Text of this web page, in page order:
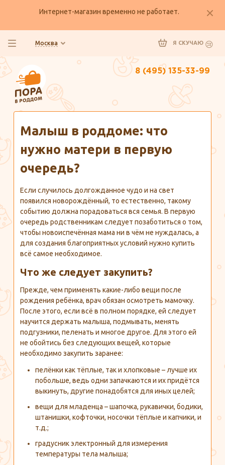
Интернет-магазин временно не работает.
Москва Я СКУЧАЮ
8 (495) 135-33-99
Малыш в роддоме: что
нужно матери в первую
очередь?
Если случилось долгожданное чудо и на свет
появился новорождённый, то естественно, такому
событию должна порадоваться вся семья. В первую
очередь родственникам следует позаботиться о том,
чтобы новоиспечённая мама ни в чём не нуждалась, а
для создания благоприятных условий нужно купить
всё самое необходимое.
Что же следует закупить?
Прежде, чем применять какие-либо вещи после
рождения ребёнка, врач обязан осмотреть мамочку.
После этого, если всё в полном порядке, ей следует
научится держать малыша, подмывать, менять
подгузники, пеленать и многое другое. Для этого ей
не обойтись без следующих вещей, которые
необходимо закупить заранее:
пелёнки как тёплые, так и хлопковые – лучше их
побольше, ведь одни запачкаются и их придётся
выкинуть, другие понадобятся для иных целей;
вещи для младенца – шапочка, рукавички, бодики,
штанишки, кофточки, носочки тёплые и капчики, и
т.д.;
градусник электронный для измерения
температуры тела малыша;